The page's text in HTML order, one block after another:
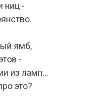
ниц -
ямб,
-
из ламп...
это?